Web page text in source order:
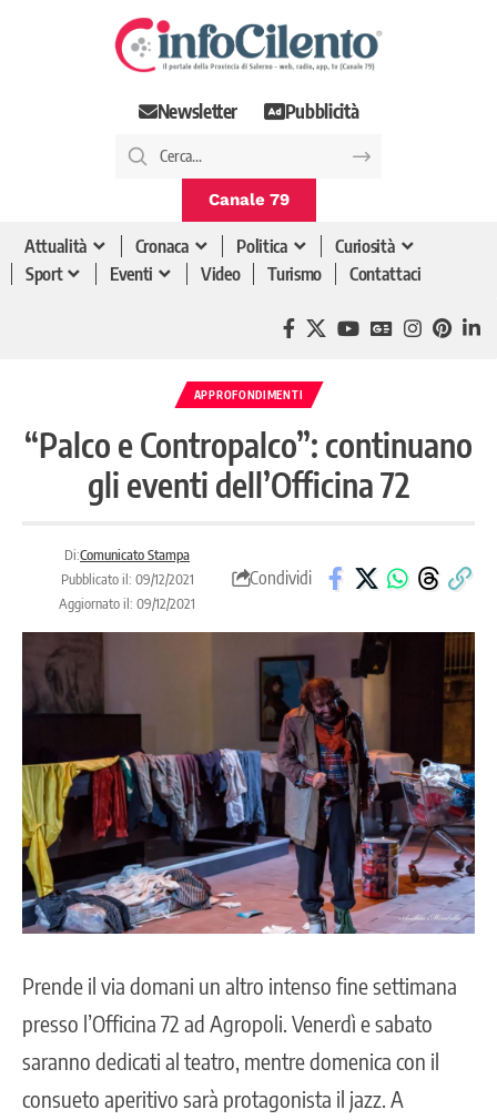
Newsletter Pubblicità
Canale 79
Attualità Cronaca Politica
Curiosità
Sport
Eventi Video Turismo Contattaci
APPROFONDIMENTI
“Palco e Contropalco”: continuano
gli eventi dell’Officina 72
Di:Comunicato Stampa
Pubblicato il: 09/12/2021
Aggiornato il: 09/12/2021
Condividi
Prende il via domani un altro intenso fine settimana
presso l’Officina 72 ad Agropoli. Venerdì e sabato
saranno dedicati al teatro, mentre domenica con il
consueto aperitivo sarà protagonista il jazz. A